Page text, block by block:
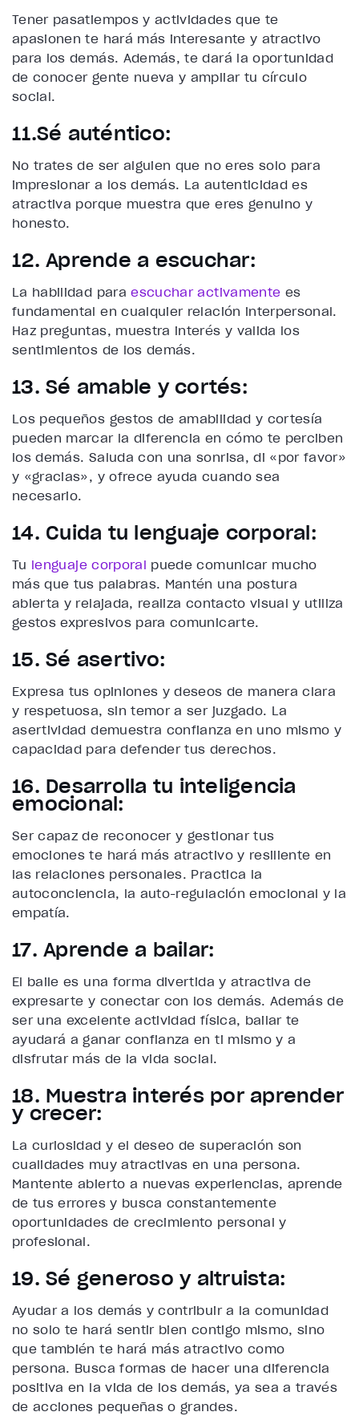
Tener pasatiempos y actividades que te
apasionen te hará más interesante y atractivo
para los demás. Además, te dará la oportunidad
de conocer gente nueva y ampliar tu círculo
social.
11.Sé auténtico:
No trates de ser alguien que no eres solo para
impresionar a los demás. La autenticidad es
atractiva porque muestra que eres genuino y
honesto.
12. Aprende a escuchar:
La habilidad paraescuchar activamente es
fundamental en cualquier relación interpersonal.
Haz preguntas, muestra interés y valida los
sentimientos de los demás.
13. Sé amable y cortés:
Los pequeños gestos de amabilidad y cortesía
pueden marcar la diferencia en cómo te perciben
los demás. Saluda con una sonrisa, di «por favor»
y «gracias», y ofrece ayuda cuando sea
necesario.
14. Cuida tu lenguaje corporal:
Tu lenguaje corporal puede comunicar mucho
más que tus palabras. Mantén una postura
abierta y relajada, realiza contacto visual y utiliza
gestos expresivos para comunicarte.
15. Sé asertivo:
Expresa tus opiniones y deseos de manera clara
y respetuosa, sin temor a ser juzgado. La
asertividad demuestra confianza en uno mismo y
capacidad para defender tus derechos.
16. Desarrolla tu inteligencia
emocional:
Ser capaz de reconocer y gestionar tus
emociones te hará más atractivo y resiliente en
las relaciones personales. Practica la
autoconciencia, la auto-regulación emocional y la
empatía.
17. Aprende a bailar:
El baile es una forma divertida y atractiva de
expresarte y conectar con los demás. Además de
ser una excelente actividad física, bailar te
ayudará a ganar confianza en ti mismo y a
disfrutar más de la vida social.
18. Muestra interés por aprender
y crecer:
La curiosidad y el deseo de superación son
cualidades muy atractivas en una persona.
Mantente abierto a nuevas experiencias, aprende
de tus errores y busca constantemente
oportunidades de crecimiento personal y
profesional.
19. Sé generoso y altruista:
Ayudar a los demás y contribuir a la comunidad
no solo te hará sentir bien contigo mismo, sino
que también te hará más atractivo como
persona. Busca formas de hacer una diferencia
positiva en la vida de los demás, ya sea a través
de acciones pequeñas o grandes.